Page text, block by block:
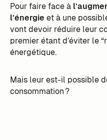
Pour faire face à
l’énergie et à une
vont devoir réduire leur
premier étant d’éviter le
énergétique.
Mais leur est-il possible
consommation ?